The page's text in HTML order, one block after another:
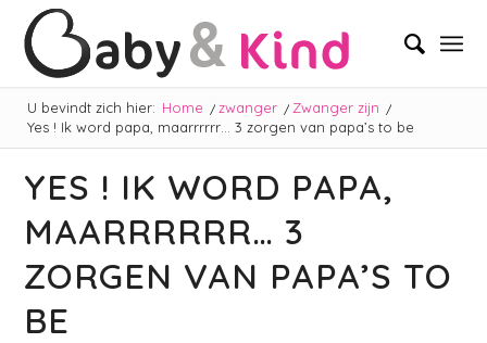
U bevindt zich hier: Home / zwanger / Zwanger zijn /
Yes ! Ik word papa, maarrrrrr… 3 zorgen van papa’s to be
YES ! IK WORD PAPA,
MAARRRRRR… 3
ZORGEN VAN PAPA’S TO
BE